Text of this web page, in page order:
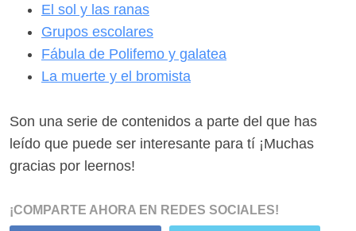
El sol y las ranas
Grupos escolares
Fábula de Polifemo y galatea
La muerte y el bromista
Son una serie de contenidos a parte del que has
leído que puede ser interesante para tí ¡Muchas
gracias por leernos!
¡COMPARTE AHORA EN REDES SOCIALES!